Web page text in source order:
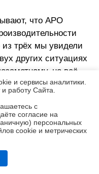
A1 Pro 2000: когда
что APO
трёх мы увидели
других ситуациях
но всё-
Что касается iBOT,
эффективна, но
ограничивается
не всегда. Так,
кадров
и сервисы аналитики.
работу Cайта.
с
согласие на
персональных
cookie и метрических